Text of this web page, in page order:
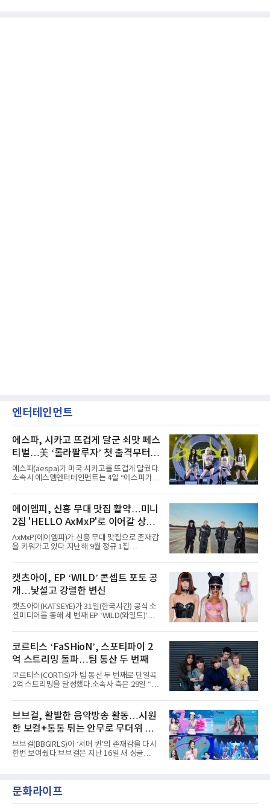
엔터테인먼트
에스파, 시카고 뜨겁게 달군 쇠맛 페스
티벌…美 ‘롤라팔루자’ 첫 출격부터
증명한 존재감
에스파(aespa)가 미국 시카고를 뜨겁게 달궜다.
소속사 에스엠엔터테인먼트는 4일 “에스파가
서 열린 ‘롤라팔루자 시카고’(Lollapalooza
Chicago)의 알리안츠 스테이지에 올랐다”며
“총 14곡으로 구성된 세트리스트를 선사, 데뷔 7
년 차다운 노련한 무대 매너와 파워풀한 에너지
로 현장의 분위기를 압도했다”고 밝혔다.1991
년 시작된 ‘롤라팔루자’는 8개 스테이지, 170여
팀의 아티스트와 40만 명 이상의 관객이 운집하
코르티스 등 K팝 스타들이 출연진 명단에 이름
을 올렸다.이날 에스파는
에이엠피, 신흥 무대 맛집 활약…미니
2집 'HELLO AxMxP'로 이어갈 상승
세
AxMxP(에이엠피)가 신흥 무대 맛집으로 존재감
을 키워가고 있다.지난해 9월 정규 1집
AxMxP는 데뷔 전부터 버스킹과 각종 페스티벌,
공연 무대에 오르며 실전 경험을 쌓아왔다.이들
은 소속사 패밀리 콘서트를 비롯해 '뷰티풀 민트
라이프 2025', '2025 부산국제록페스티벌' 등 대
형 무대에 잇달아 출연해 당찬 에너지와 풋풋한
매력으로 음악팬들의 눈도장을 찍었다.이후
AxMxP는 '카운트다운 판타지 2025-2026',
정적인 실력을 입증했고, 올해 '2026 어썸뮤직
페스티벌', '뷰티풀 민트 라이프 2026', '2026
캣츠아이, EP ‘WILD’ 콘셉트 포토 공
개…낯설고 강렬한 변신
캣츠아이(KATSEYE)가 31일(한국시간) 공식 소
셜미디어를 통해 세 번째 EP ‘WILD(와일드)’의
heart(와일드 하트)’라는 제목이 붙은 콘셉트 포
토에는 멤버들의 본능적이고 야성적인 면모가
강렬하게 담겼다. 짙은 아이섀도와 푸른빛·금빛·
붉은빛의 컬러 렌즈가 비현실적인 분위기를 자
아내고, 여러 원색이 불규칙하게 뒤섞인 멀티컬
러 헤어와 과감한 블루·블랙 립 메이크업이 낯설
고도 매혹적인 비주얼을 완성했다.스타일링 역
엣을 거침없이 결합했다. 멤버들은 각기 다른 개
성을 살린 스타일링을 선
코르티스 ‘FaSHioN’, 스포티파이 2
억 스트리밍 돌파…팀 통산 두 번째
코르티스(CORTIS)가 팀 통산 두 번째로 단일곡
2억 스트리밍을 달성했다.소속사 측은 29일 “코
벌 오디오·음원 스트리밍 플랫폼 스포티파이에
서 27일 자로 누적 재생 수 2억 회를 돌파했
다”고 밝혔다.곡이 발표된 지 약 10개월 만이다.
팀의 첫 번째 2억 스트리밍 곡은 동일 음반에 수
록된 ‘GO!’다. 이 노래는 공개 약 9개월 만인 지
난달 26일 자에 2억 고지를 밟았다. 이는 최근 5
년 내 데뷔한 보이그룹의 곡 중 최단기 2억 달성
했다. “내 티, 5 bucks 바지는, 만원” 등 멤버들
의 라이프 스타일
브브걸, 활발한 음악방송 활동…시원
한 보컬+통통 튀는 안무로 무더위 사
냥
브브걸(BBGIRLS)이 ‘서머 퀸’의 존재감을 다시
한번 보여줬다.브브걸은 지난 16일 새 싱글
MBC '쇼! 음악중심', SBS '인기가요' 등 주요 음
악방송 무대에 올라 화려한 퍼포먼스를 펼쳤다.
문화라이프